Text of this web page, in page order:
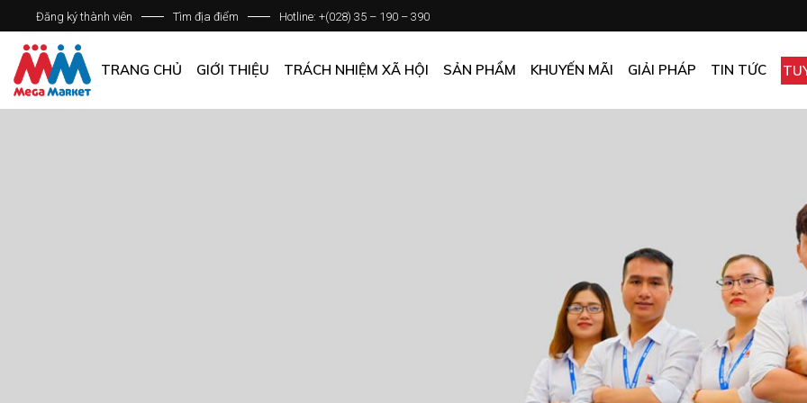
Đăng ký thành viên Tìm địa điểm Hotline: +(028) 35 – 190 – 390
TRANG CHỦ GIỚI THIỆU TRÁCH NHIỆM XÃ HỘI SẢN PHẨM KHUYẾN MÃI GIẢI PHÁP
NHÀ MÁY
TẠP HÓA
TIN TỨC
GIỚI THIỆU DOANH NGHIỆP
DANH SÁCH HỆ THỐNG
CHƯƠNG TRÌNH KHUYẾN MÃI
ẤN PHẨM KHUYẾN MÃI
KHÁCH SẠN
NHÀ HÀNG